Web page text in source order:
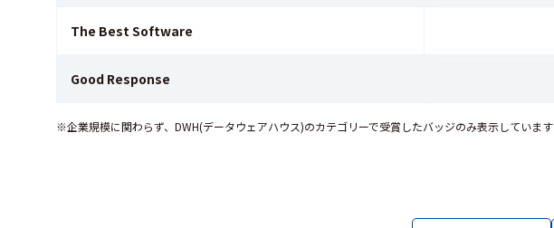
The Best Software
Good Response
※企業規模に関わらず、DWH(データウェアハウス)のカテゴリーで受賞したバッジのみ表示しています